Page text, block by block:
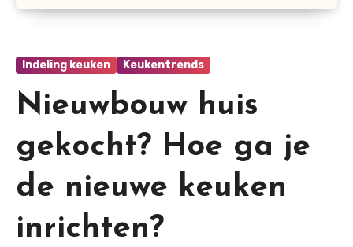
Indeling keuken Keukentrends
Nieuwbouw huis
gekocht? Hoe ga je
de nieuwe keuken
inrichten?